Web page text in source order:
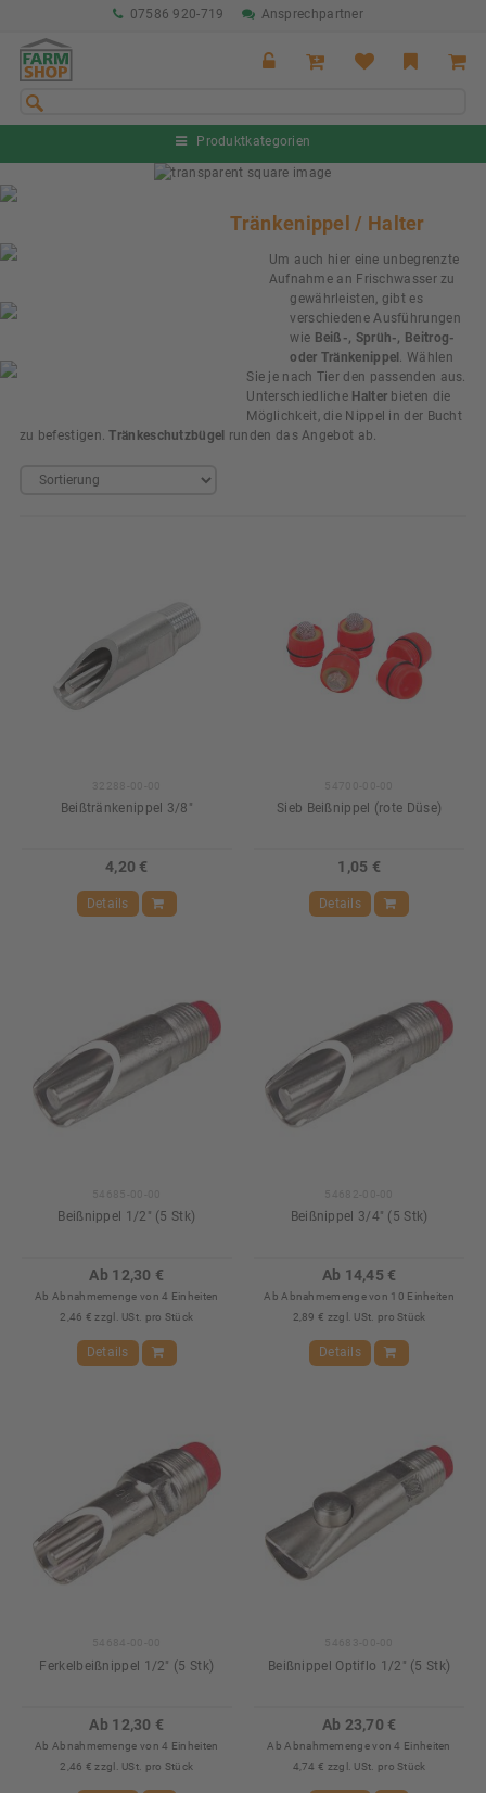
07586 920-719 Ansprechpartner
Produktkategorien
04.07. - 16.08.2026
Neu: Partnershop von Granit
Tränkenippel / Halter
Um auch hier eine unbegrenzte
Aufnahme an Frischwasser zu
gewährleisten, gibt es
verschiedene Ausführungen
wie Beiß-, Sprüh-, Beitrog-
oder Tränkenippel . Wählen
Sie je nach Tier den passenden aus.
Unterschiedliche Halter bieten die
Möglichkeit, die Nippel in der Bucht
zu befestigen.Tränkeschutzbügel runden das Angebot ab.
Beißtränkenippel 3/8"
4,20 €
Details
Sieb Beißnippel (rote Düse)
1,05 €
Details
Beißnippel 1/2" (5 Stk)
Ab 12,30 €
Ab Abnahmemenge von 4 Einheiten
2,46 € zzgl. USt. pro Stück
Details
Beißnippel 3/4" (5 Stk)
Ab 14,45 €
Ab Abnahmemenge von 10 Einheiten
2,89 € zzgl. USt. pro Stück
Details
Ferkelbeißnippel 1/2" (5 Stk)
Ab 12,30 €
Ab Abnahmemenge von 4 Einheiten
2,46 € zzgl. USt. pro Stück
Beißnippel Optiflo 1/2" (5 Stk)
Ab 23,70 €
Ab Abnahmemenge von 4 Einheiten
4,74 € zzgl. USt. pro Stück